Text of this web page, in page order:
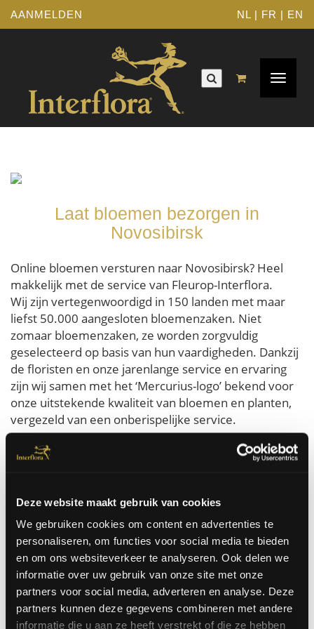
Deze website maakt gebruik van cookies
We gebruiken cookies om content en advertenties te
personaliseren, om functies voor social media te bieden
en om ons websiteverkeer te analyseren. Ook delen we
informatie over uw gebruik van onze site met onze
partners voor social media, adverteren en analyse. Deze
partners kunnen deze gegevens combineren met andere
informatie die u aan ze heeft verstrekt of die ze hebben
AANMELDEN NL | FR | EN
Toggle
Laat bloemen bezorgen in
Novosibirsk
Online bloemen versturen naar Novosibirsk? Heel
makkelijk met de service van Fleurop-Interflora.
Wij zijn vertegenwoordigd in 150 landen met maar
liefst 50.000 aangesloten bloemenzaken. Niet
zomaar bloemenzaken, ze worden zorgvuldig
geselecteerd op basis van hun vaardigheden. Dankzij
de floristen en onze jarenlange service en ervaring
zijn wij samen met het ‘Mercurius-logo’ bekend voor
onze uitstekende kwaliteit van bloemen en planten,
vergezeld van een onberispelijke service.
Bloemen bestellen voor Novosibirsk is heel
eenvoudig bij Interflora. U bestelt zo de mooiste
in Novosibirsk laten leveren voor werkelijk elke
gelegenheid. Voor een verjaardag, een huwelijk, een
zieke, zomaar, ...
Bestel hier